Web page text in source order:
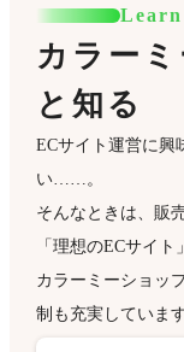
カラー
と知る
ECサイト運営に興
い……。
そんなときは、販
「理想のECサイ
カラーミーショッ
制も充実しています